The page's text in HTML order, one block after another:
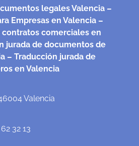
legales Valencia –
Empresas en Valencia –
comerciales en
jurada de documentos de
– Traducción jurada de
en Valencia
Valencia
32 13